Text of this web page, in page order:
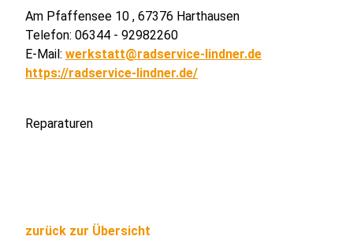
Am Pfaffensee 10 , 67376 Harthausen
Telefon: 06344 - 92982260
E-Mail: werkstatt@radservice-lindner.de
https://radservice-lindner.de/
Reparaturen
zurück zur Übersicht